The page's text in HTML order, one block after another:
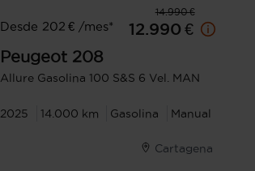
14.990 €
Desde 202 € /mes*
12.990 €
Peugeot 208
Allure Gasolina 100 S&S 6 Vel. MAN
2025 14.000 km Gasolina Manual
Cartagena